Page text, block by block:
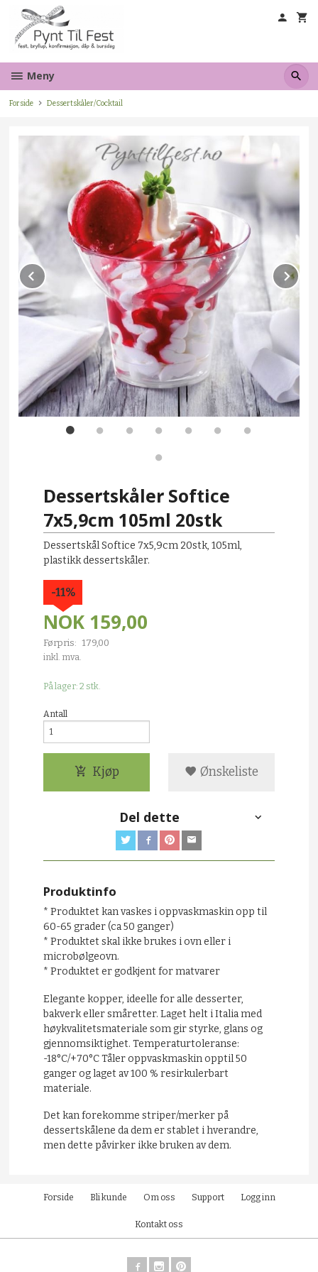
innholdet
Meny
Forside Dessertskåler/Cocktail
Prev
Dessertskåler Softice
7x5,9cm 105ml 20stk
Dessertskål Softice 7x5,9cm 20stk, 105ml,
plastikk dessertskåler.
NOK 159,00
Førpris: 179,00
Rabatt
-11%
inkl. mva.
På lager: 2 stk.
Antall
Kjøp Ønskeliste
Del dette
Produktinfo
* Produktet kan vaskes i oppvaskmaskin opp til
60-65 grader (ca 50 ganger)
* Produktet skal ikke brukes i ovn eller i
microbølgeovn.
* Produktet er godkjent for matvarer
Elegante kopper, ideelle for alle desserter,
bakverk ellersmåretter. Laget helt i Italia med
høykvalitetsmateriale som gir styrke, glans og
gjennomsiktighet. Temperaturtoleranse:
-18°C/+70°C Tåler oppvaskmaskin opptil 50
ganger og laget av 100 % resirkulerbart
materiale.
Det kan forekomme striper/merker på
dessertskålene da dem er stablet i hverandre,
men dette påvirker ikke bruken av dem.
Forside Bli kunde Om oss Support Logg inn
Kontakt oss